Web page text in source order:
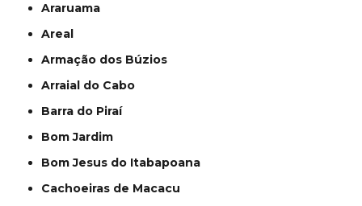
Araruama
Areal
Armação dos Búzios
Arraial do Cabo
Barra do Piraí
Bom Jardim
Bom Jesus do Itabapoana
Cachoeiras de Macacu